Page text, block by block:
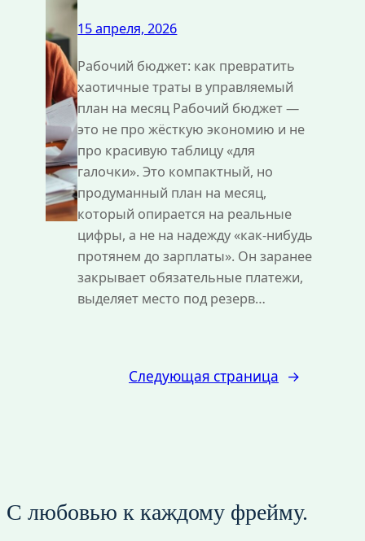
15 апреля, 2026
Рабочий бюджет: как превратить
хаотичные траты в управляемый
план на месяц Рабочий бюджет —
это не про жёсткую экономию и не
про красивую таблицу «для
галочки». Это компактный, но
продуманный план на месяц,
который опирается на реальные
цифры, а не на надежду «как-нибудь
протянем до зарплаты». Он заранее
закрывает обязательные платежи,
выделяет место под резерв…
Следующая страница →
С любовью к каждому фрейму.